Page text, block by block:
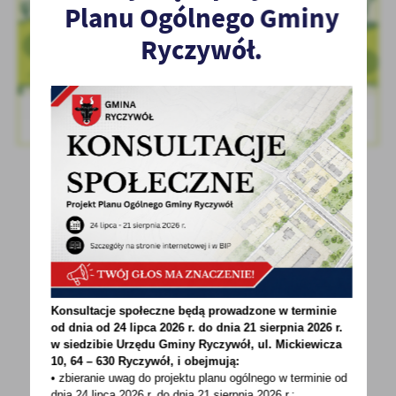
POWRÓT UDOSTĘPNIJ
POPRZEDNI NASTĘPNY
Spodobała Ci się informacja? Zostaw nam swoją opinię
Planu Ogólnego Gminy
Ryczywół.
Konsultacje społeczne będą prowadzone w terminie
od dnia od 24 lipca 2026 r. do dnia 21 sierpnia 2026 r.
w siedzibie Urzędu Gminy Ryczywół, ul. Mickiewicza
10, 64 – 630 Ryczywół, i obejmują:
• zbieranie uwag do projektu planu ogólnego w terminie od